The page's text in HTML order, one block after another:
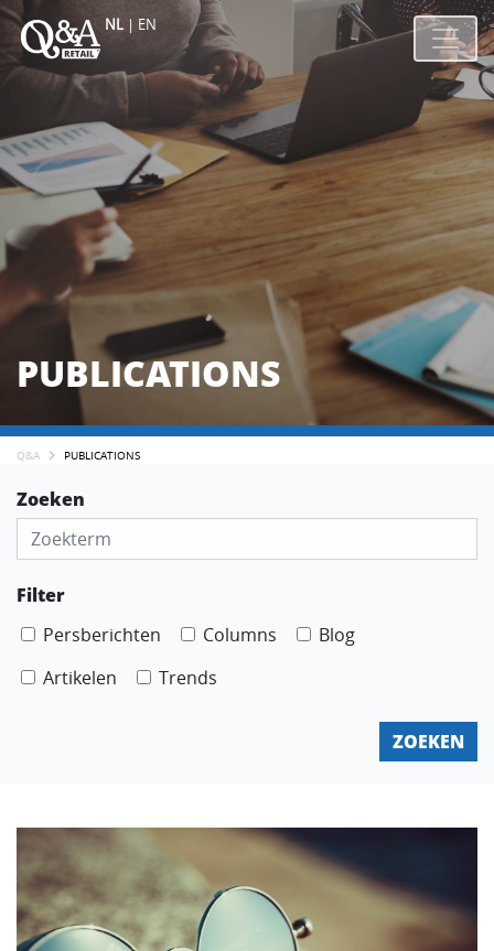
NL | EN
PUBLICATIONS
Q&A PUBLICATIONS
Zoeken
Filter
Persberichten
Columns
Blog
Artikelen
Trends
ZOEKEN